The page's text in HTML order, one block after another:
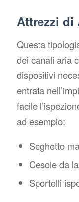
Attrezzi di
Questa
dei canali aria
dispositivi
entrata
facile
ad esempio:
Seghetto
Cesoie da
Sportelli